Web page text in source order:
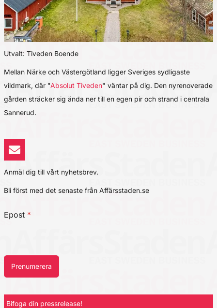
Utvalt: Tiveden Boende
Mellan Närke och Västergötland ligger Sveriges sydligaste
vildmark, där "Absolut Tiveden" väntar på dig. Den nyrenoverade
gården sträcker sig ända ner till en egen pir och strand i centrala
Sannerud.
Anmäl dig till vårt nyhetsbrev.
Bli först med det senaste från Affärsstaden.se
Epost *
Prenumerera
Bifoga din pressrelease!